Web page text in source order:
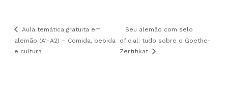
Aula temática gratuita em
alemão (A1-A2) – Comida, bebida
e cultura
Seu alemão com selo
oficial: tudo sobre o Goethe-
Zertifikat